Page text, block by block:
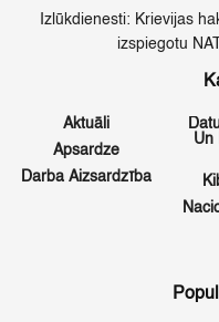
Izlūkdienesti: Krievijas
izspiegotu
Aktuāli
Apsardze
Darba Aizsardzība
Un